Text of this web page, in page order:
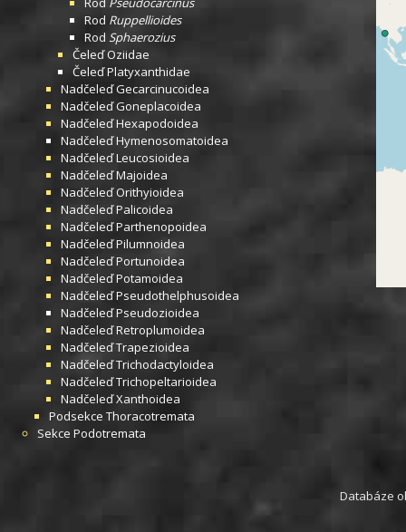
Rod Ruppellioides
Rod Sphaerozius
ČeleďOziidae
ČeleďPlatyxanthidae
NadčeleďGecarcinucoidea
NadčeleďGoneplacoidea
NadčeleďHexapodoidea
NadčeleďHymenosomatoidea
NadčeleďLeucosioidea
NadčeleďMajoidea
NadčeleďOrithyioidea
NadčeleďPalicoidea
NadčeleďParthenopoidea
NadčeleďPilumnoidea
NadčeleďPortunoidea
NadčeleďPotamoidea
NadčeleďPseudothelphusoidea
NadčeleďPseudozioidea
NadčeleďRetroplumoidea
NadčeleďTrapezioidea
NadčeleďTrichodactyloidea
NadčeleďTrichopeltarioidea
NadčeleďXanthoidea
Podsekce Thoracotremata
Sekce Podotremata
Databáze